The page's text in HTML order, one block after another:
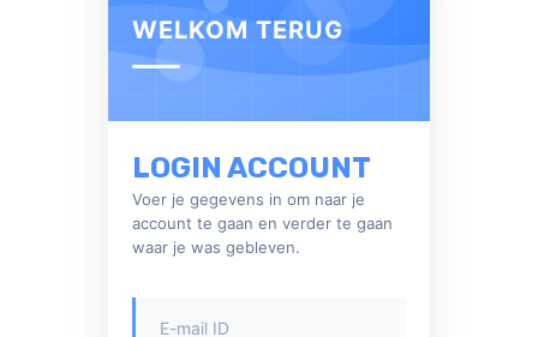
WELKOM TERUG
LOGIN ACCOUNT
Voer je gegevens in om naar je
account te gaan en verder te gaan
waar je was gebleven.